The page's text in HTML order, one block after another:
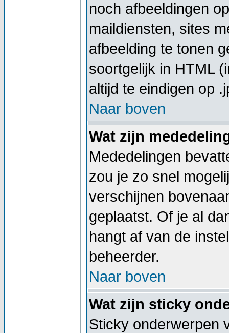
noch afbeeldingen
maildiensten, sites
afbeelding te tonen
soortgelijk in HTML
altijd te eindigen op
Naar boven
Wat zijn
Mededelingen
zou je zo snel
verschijnen
geplaatst. Of je al
hangt af van de
beheerder.
Naar boven
Wat zijn sticky
Sticky onderwerpen